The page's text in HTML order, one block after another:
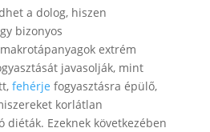
a dolog, hiszen
bizonyos
extrém
javasolják, mint
fehérje fogyasztásra épülő,
korlátlan
diéták. Ezeknek következében